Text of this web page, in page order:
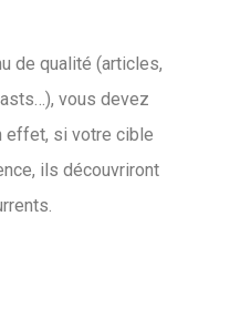
de qualité (articles,
vous devez
effet, si votre cible
ils découvriront